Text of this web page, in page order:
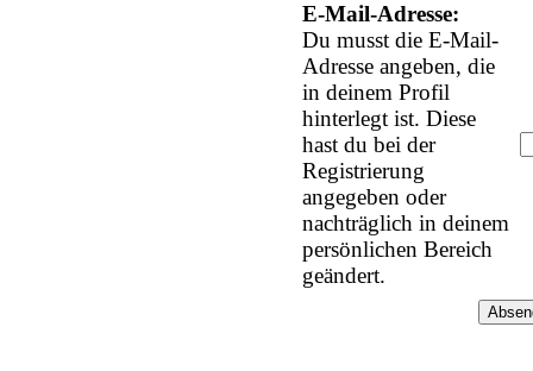
E-Mail-Adresse:
Du musst die E-Mail-
Adresse angeben, die
in deinem Profil
hinterlegt ist. Diese
hast du bei der
Registrierung
angegeben oder
nachträglich in deinem
persönlichen Bereich
geändert.